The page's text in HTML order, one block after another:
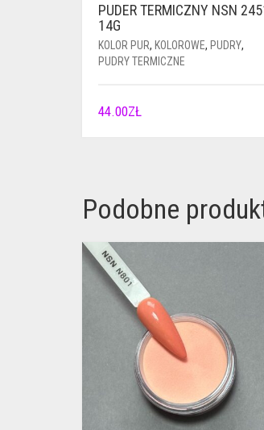
PUDER TERMICZNY NSN
14G
KOLOR PUR, KOLOROWE, PUDRY,
PUDRY TERMICZNE
44.00ZŁ
Podobne